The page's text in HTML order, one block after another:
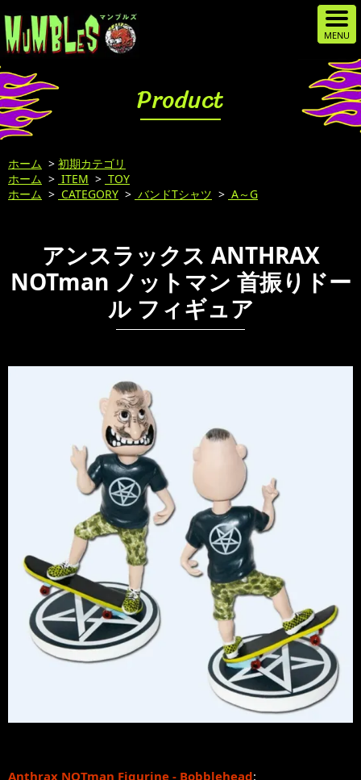
Product
ホーム > 初期カテゴリ
ホーム > ITEM > TOY
ホーム > CATEGORY > バンドTシャツ > A～G
アンスラックス ANTHRAX
NOTman ノットマン 首振りドー
ル フィギュア
Anthrax NOTman Figurine - Bobblehead: